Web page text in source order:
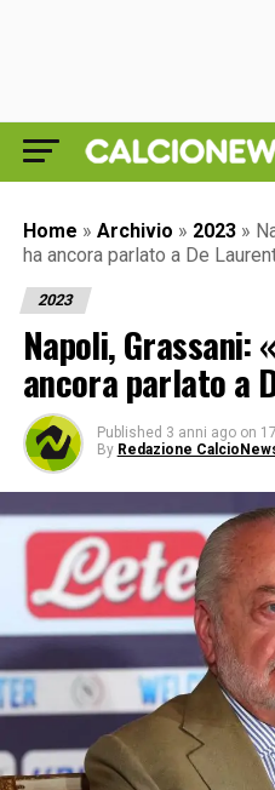
Home » Archivio » 2023 »
ha ancora parlato a De
2023
Napoli, Grassani:
ancora parlato a
Published 3 anni ago on
By Redazione